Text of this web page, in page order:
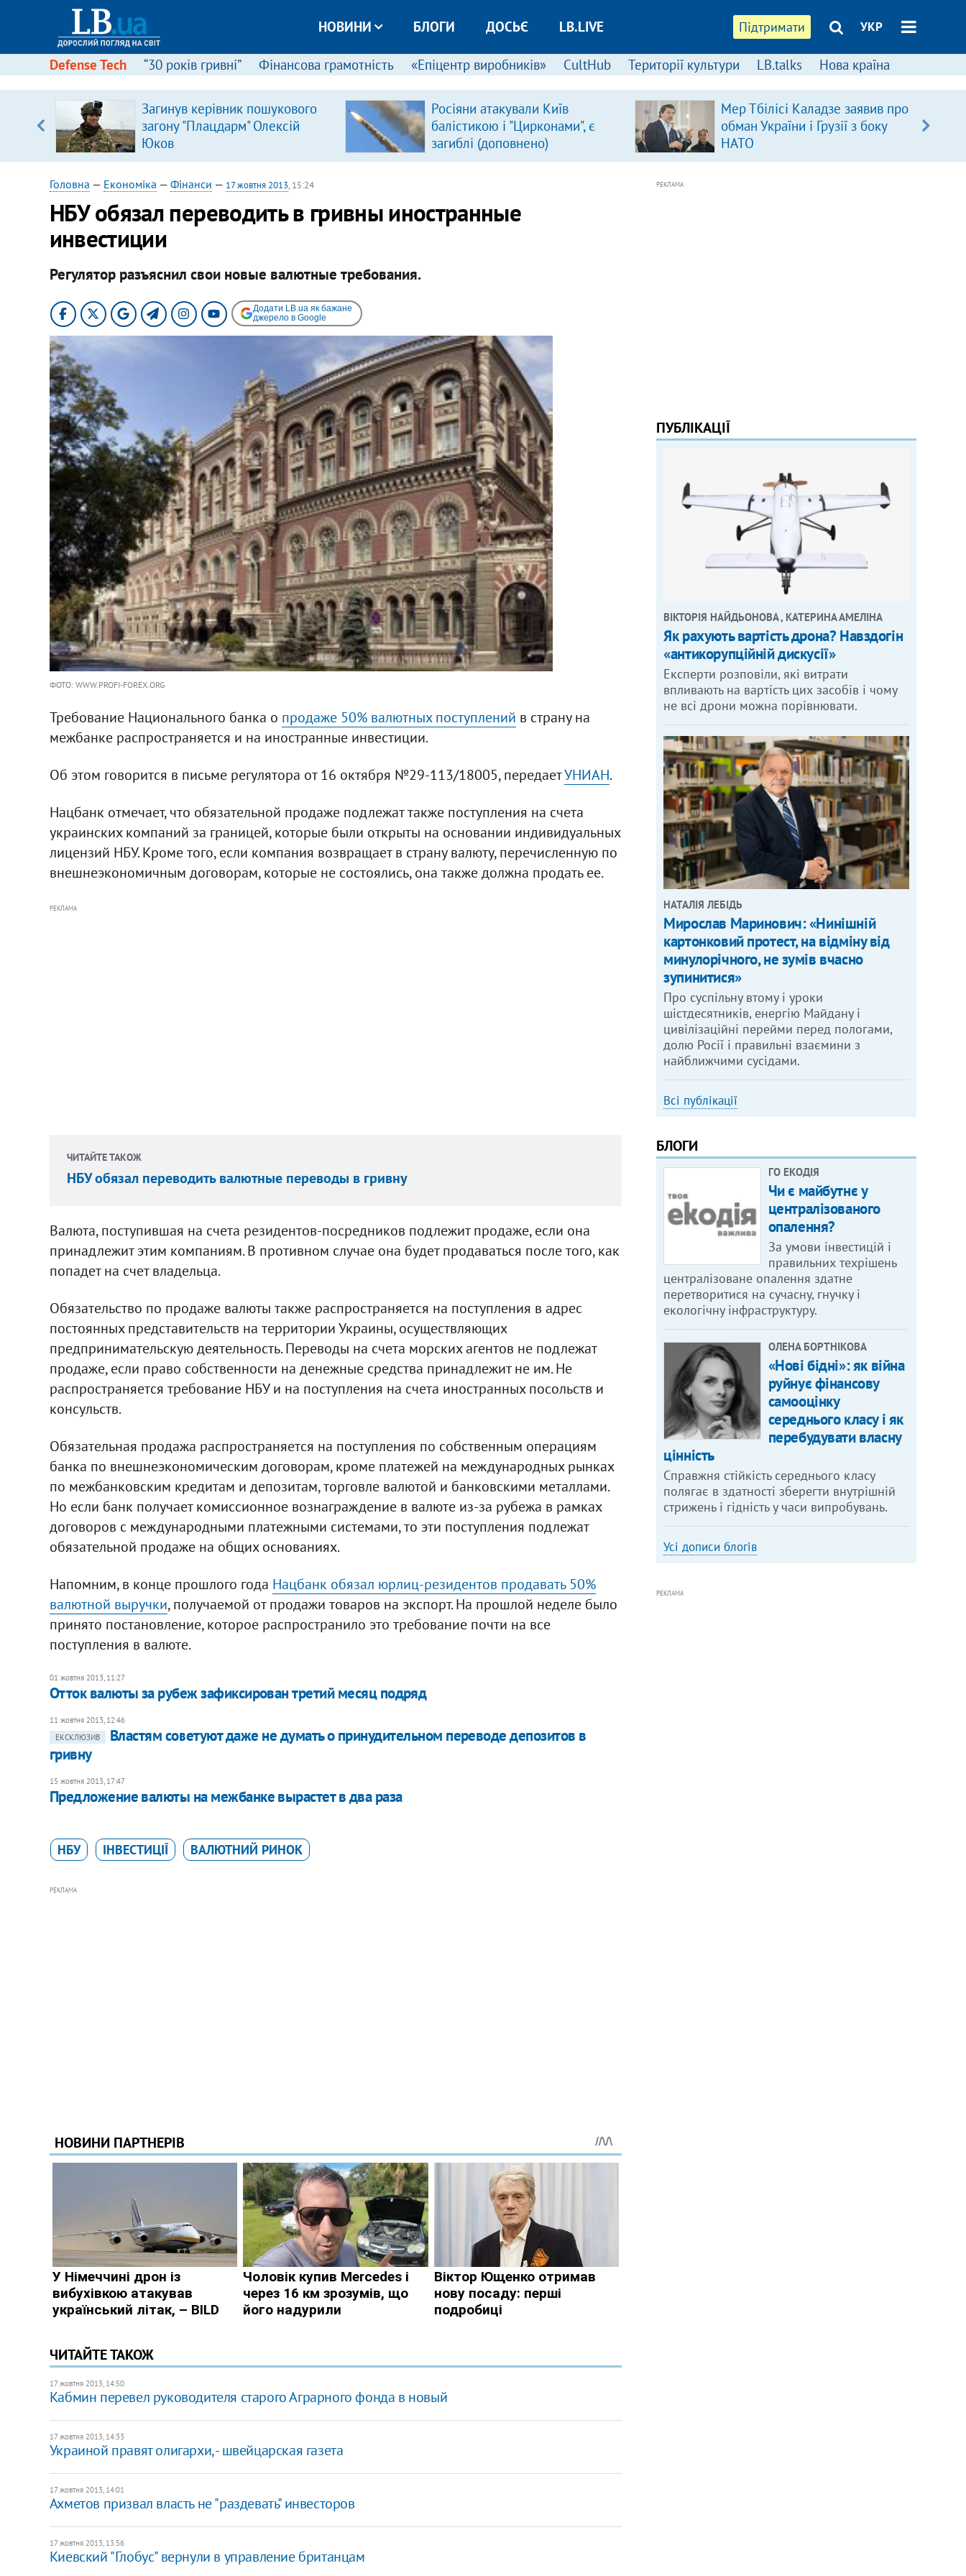
Підтримати УКР
НОВИНИ БЛОГИ ДОСЬЄ LB.LIVE
Defense Tech “30 років гривні” Фінансова грамотність «Епіцентр виробників» CultHub Території культури LB.talks Нова країна
Загинув керівник пошукового
загону "Плацдарм" Олексій
Юков
Росіяни атакували Київ
балістикою і "Цирконами", є
загиблі (доповнено)
Мер Тбілісі Каладзе заявив про
обман України і Грузії з боку
НАТО
Головна — Економіка — Фінанси — 17 жовтня 2013, 15:24
НБУ обязал переводить в гривны иностранные
инвестиции
Регулятор разъяснил свои новые валютные требования.
Додати LB.ua як бажане
джерело в Google
ФОТО: WWW.PROFI-FOREX.ORG
Требование Национального банка о продаже 50% валютных поступлений в страну на
межбанке распространяется и на иностранные инвестиции.
Об этом говорится в письме регулятора от 16 октября №29-113/18005, передаетУНИАН.
Нацбанк отмечает, что обязательной продаже подлежат также поступления на счета
украинских компаний за границей, которые были открыты на основании индивидуальных
лицензий НБУ. Кроме того, если компания возвращает в страну валюту, перечисленную по
внешнеэкономичным договорам, которые не состоялись, она также должна продать ее.
РЕКЛАМА
ЧИТАЙТЕ ТАКОЖ
НБУ обязал переводить валютные переводы в гривну
Валюта, поступившая на счета резидентов-посредников подлежит продаже, если она
принадлежит этим компаниям. В противном случае она будет продаваться после того, как
попадет на счет владельца.
Обязательство по продаже валюты также распространяется на поступления в адрес
постоянных представительств на территории Украины, осуществляющих
предпринимательскую деятельность. Переводы на счета морских агентов не подлежат
продаже, если право собственности на денежные средства принадлежит не им. Не
распространяется требование НБУ и на поступления на счета иностранных посольств и
консульств.
Обязательная продажа распространяется на поступления по собственным операциям
банка по внешнеэкономическим договорам, кроме платежей на международных рынках
по межбанковским кредитам и депозитам, торговле валютой и банковскими металлами.
Но если банк получает комиссионное вознаграждение в валюте из-за рубежа в рамках
договоров с международными платежными системами, то эти поступления подлежат
обязательной продаже на общих основаниях.
Напомним, в конце прошлого года Нацбанк обязал юрлиц-резидентов продавать 50%
валютной выручки, получаемой от продажи товаров на экспорт. На прошлой неделе было
принято постановление, которое распространило это требование почти на все
поступления в валюте.
01 жовтня 2013, 11:27
Отток валюты за рубеж зафиксирован третий месяц подряд
11 жовтня 2013, 12:46
ЕКСКЛЮЗИВ
Властям советуют даже не думать о принудительном переводе депозитов в
гривну
15 жовтня 2013, 17:47
Предложение валюты на межбанке вырастет в два раза
НБУ ІНВЕСТИЦІЇ ВАЛЮТНИЙ РИНОК
РЕКЛАМА
ЧИТАЙТЕ ТАКОЖ
17 жовтня 2013, 14:50
Кабмин перевел руководителя старого Аграрного фонда в новый
17 жовтня 2013, 14:33
Украиной правят олигархи, - швейцарская газета
17 жовтня 2013, 14:01
Ахметов призвал власть не "раздевать" инвесторов
17 жовтня 2013, 13:56
Киевский "Глобус" вернули в управление британцам
РЕКЛАМА
ПУБЛІКАЦІЇ
ВІКТОРІЯ НАЙДЬОНОВА , КАТЕРИНА АМЕЛІНА
Як рахують вартість дрона? Навздогін
«антикорупційній дискусії»
Експерти розповіли, які витрати
впливають на вартість цих засобів і чому
не всі дрони можна порівнювати.
НАТАЛІЯ ЛЕБІДЬ
Мирослав Маринович: «Нинішній
картонковий протест, на відміну від
минулорічного, не зумів вчасно
зупинитися»
Про суспільну втому і уроки
шістдесятників, енергію Майдану і
цивілізаційні перейми перед пологами,
долю Росії і правильні взаємини з
найближчими сусідами.
Всі публікації
БЛОГИ
ГО ЕКОДІЯ
Чи є майбутнє у
централізованого
опалення?
За умови інвестицій і
правильних техрішень
централізоване опалення здатне
перетворитися на сучасну, гнучку і
екологічну інфраструктуру.
ОЛЕНА БОРТНІКОВА
«Нові бідні»: як війна
руйнує фінансову
самооцінку
середнього класу і як
перебудувати власну
цінність
Справжня стійкість середнього класу
полягає в здатності зберегти внутрішній
стрижень і гідність у часи випробувань.
Усі дописи блогів
РЕКЛАМА